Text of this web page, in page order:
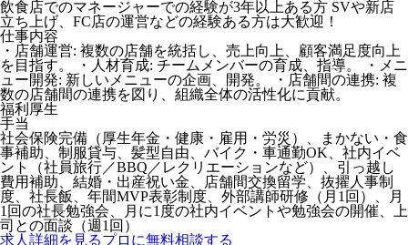
飲食店でのマネージャーでの経験が3年以上ある方 SVや新店
立ち上げ、FC店の運営などの経験ある方は大歓迎！
仕事内容
・店舗運営: 複数の店舗を統括し、売上向上、顧客満足度向上
を目指す。 ・人材育成: チームメンバーの育成、指導。 ・メニ
ュー開発: 新しいメニューの企画、開発。 ・店舗間の連携: 複
数の店舗間の連携を図り、組織全体の活性化に貢献。
福利厚生
手当
社会保険完備（厚生年金・健康・雇用・労災）、まかない・食
事補助、制服貸与、髪型自由、バイク・車通勤OK、社内イベ
ント（社員旅行／BBQ／レクリエーションなど）、引っ越し
費用補助、結婚・出産祝い金、店舗間交換留学、抜擢人事制
度、社長飯、年間MVP表彰制度、外部講師研修（月1回）、月
1回の社長勉強会、月に1度の社内イベントや勉強会の開催、上
司との面談（週1回）
求人詳細を見るプロに無料相談する